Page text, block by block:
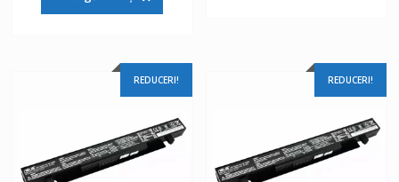
fost:
148 lei.
REDUCERI! REDUCERI!